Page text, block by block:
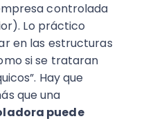
controlada
Lo práctico
en las estructuras
si se trataran
Hay que
que una
puede